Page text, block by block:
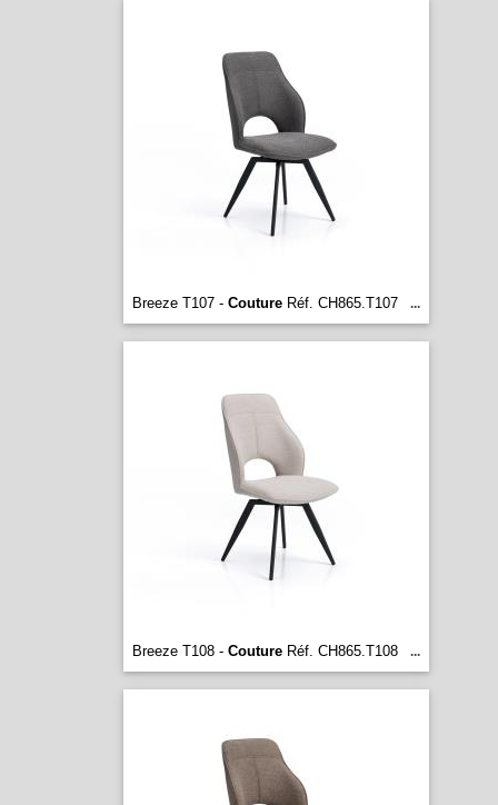
Breeze T107 - CoutureRéf. CH865.T107 ...
Breeze T108 - CoutureRéf. CH865.T108 ...